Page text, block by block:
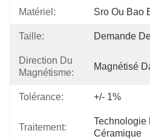
Matériel: Sro Ou Bao
Taille: Demande
Direction Du
Magnétisme:
Magnétisé
Tolérance: +/- 1%
Traitement:
Technologie
Céramique